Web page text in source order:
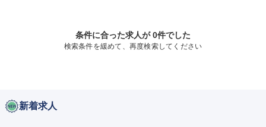
条件に合った求人が 0件でした
検索条件を緩めて、再度検索してください
新着求人